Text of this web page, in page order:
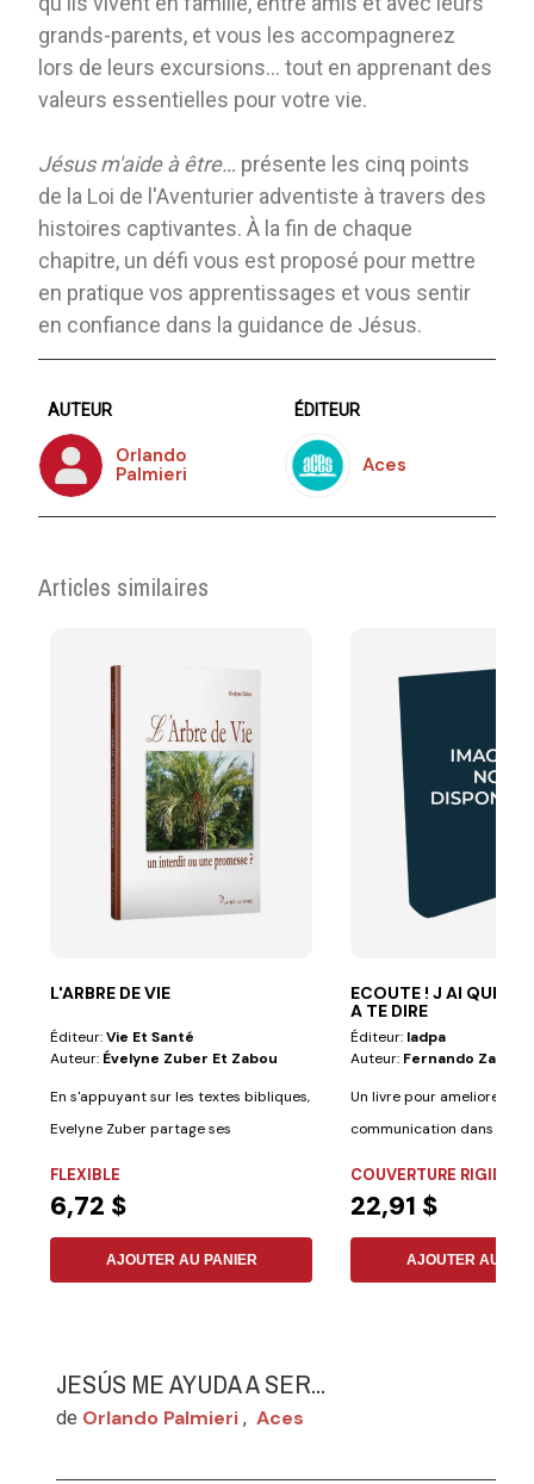
grands-parents, et vous les accompagnerez
lors de leurs excursions… tout en apprenant des
valeurs essentielles pour votre vie.
Jésus m'aide à être… présente les cinq points
de la Loi de l'Aventurier adventiste à travers des
histoires captivantes. À la fin de chaque
chapitre, un défi vous est proposé pour mettre
en pratique vos apprentissages et vous sentir
en confiance dans la guidance de Jésus.
AUTEUR
Orlando
Palmieri
ÉDITEUR
Aces
Articles similaires
L'ARBRE DE VIE
Éditeur:Vie Et Santé
Auteur: Évelyne Zuber Et Zabou
En s'appuyant sur les textes bibliques,
Evelyne Zuber partage ses
FLEXIBLE
6,72 $
AJOUTER AU PANIER
ECOUTE ! J AI
A TE DIRE
Éditeur: Iadpa
Auteur: Fernando Zabala
Un livre pour ameliorer la
communication dans la
COUVERTURE RIGIDE
22,91 $
AJOUTER AU
JESÚS ME AYUDA A SER...
de Orlando Palmieri , Aces